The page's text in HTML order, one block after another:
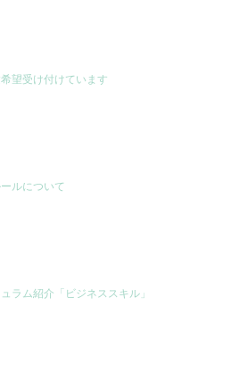
望受け付けています
ルについて
ラム紹介「ビジネススキル」